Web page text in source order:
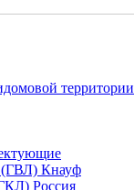
территории
(ГВЛ) Кнауф
Россия